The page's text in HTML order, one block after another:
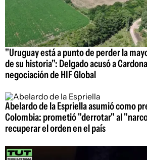
"Uruguay está a punto de perder la
de su historia": Delgado acusó a
negociación de HIF Global
Abelardo de la Espriella asumió como
Colombia: prometió "derrotar" al
recuperar el orden en el país